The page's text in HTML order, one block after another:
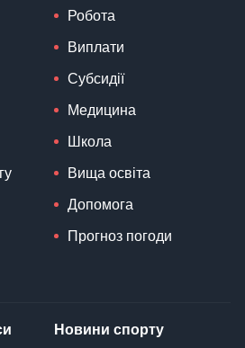
Робота
Виплати
Субсидії
Медицина
Школа
Вища освіта
Допомога
Прогноз погоди
Новини спорту